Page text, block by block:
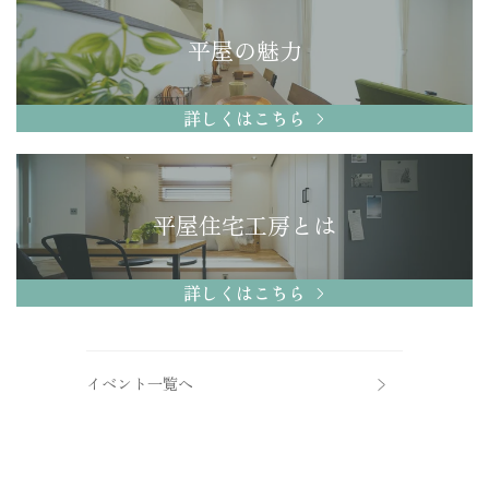
平屋の魅力
詳しくはこちら
平屋住宅工房とは
詳しくはこちら
イベント一覧へ